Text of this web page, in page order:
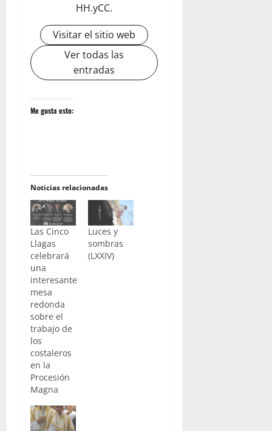
HH.yCC.
Visitar el sitio web
Ver todas las
entradas
Me gusta esto:
Noticias relacionadas
Las Cinco
Llagas
celebrará
una
interesante
mesa
redonda
sobre el
trabajo de
los
costaleros
en la
Procesión
Magna
Luces y
sombras
(LXXIV)